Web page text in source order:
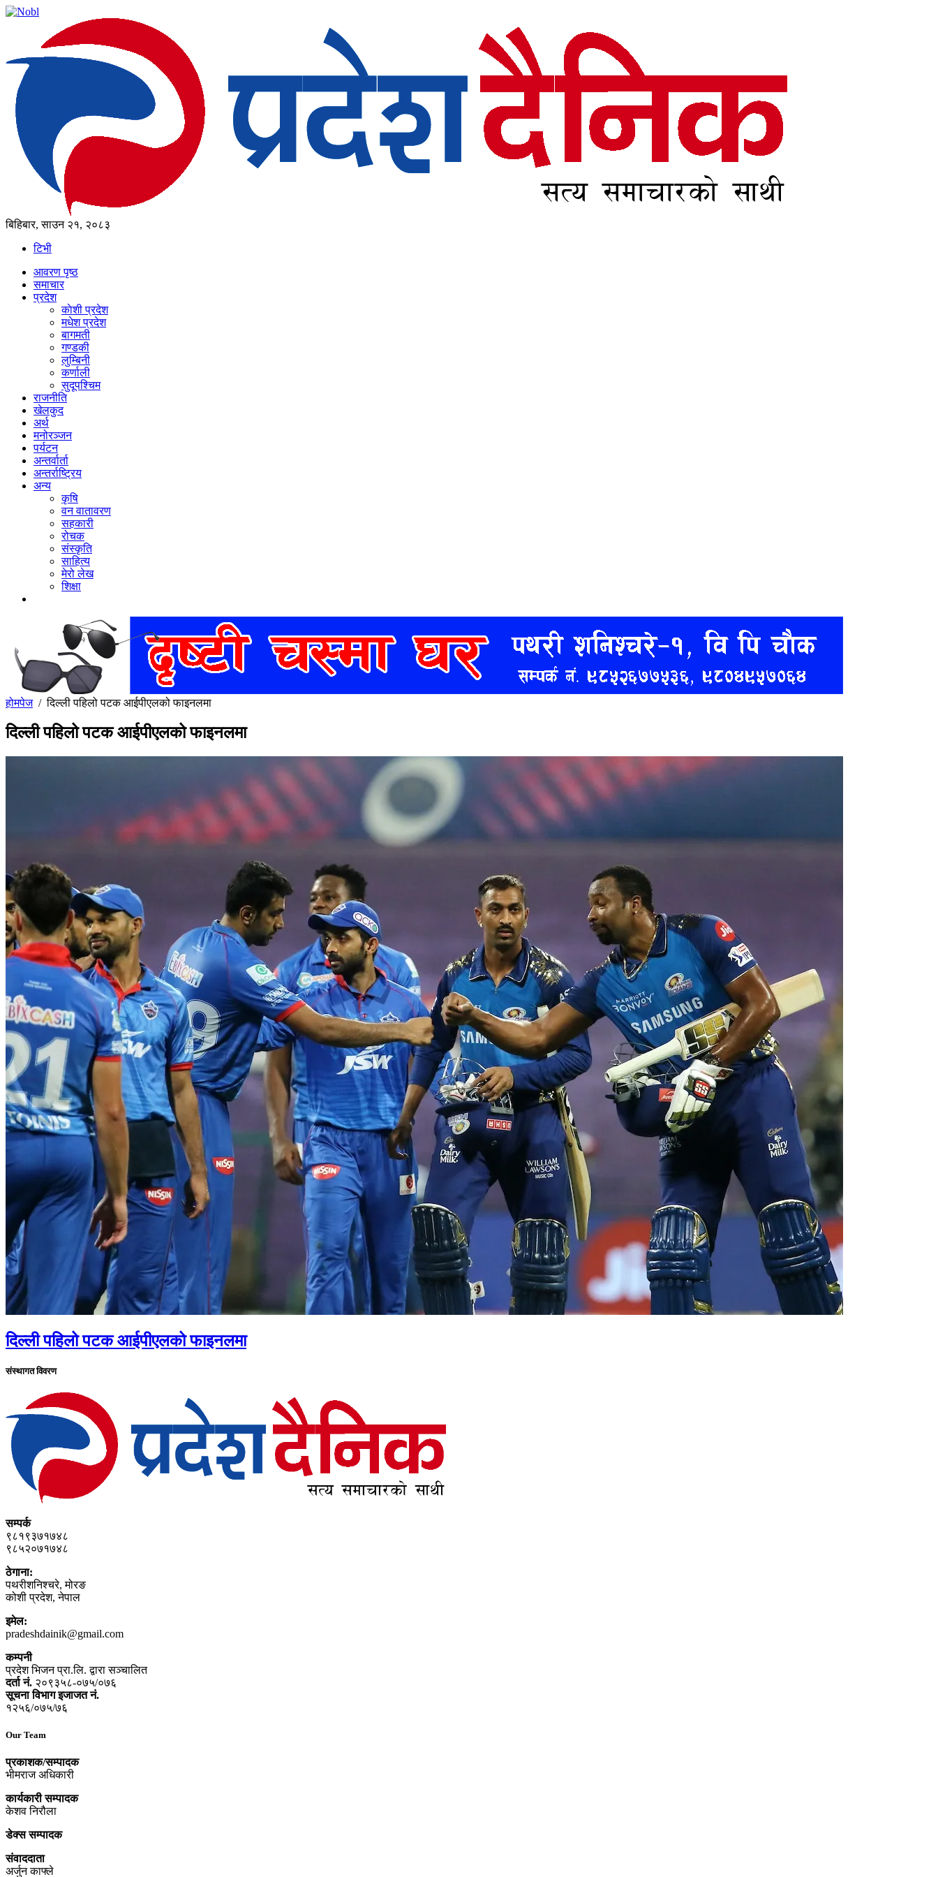
बिहिबार, साउन २१, २०८३
टिभी
आवरण पृष्‍ठ
समाचार
प्रदेश
काेशी प्रदेश
मधेश प्रदेश
बागमती
गण्डकी
लुम्बिनी
कर्णाली
सुदूपश्‍चिम
राजनीति
खेलकुद
अर्थ
मनोरञ्‍जन
पर्यटन
अन्तर्वार्ता
अन्तर्राष्‍ट्रिय
अन्य
कृषि
वन वातावरण
सहकारी
रोचक
संस्कृति
साहित्य
मेरो लेख
शिक्षा
होमपेज/दिल्ली पहिलो पटक आईपीएलको फाइनलमा
दिल्ली पहिलो पटक आईपीएलको फाइनलमा
दिल्ली पहिलो पटक आईपीएलको फाइनलमा
संस्थागत विवरण
सम्पर्क
९८१९३७१७४८
९८५२०७१७४८
ठेगाना:
पथरीशनिश्‍चरे, मोरङ
कोशी प्रदेश, नेपाल
इमेल:
pradeshdainik@gmail.com
कम्पनी
प्रदेश भिजन प्रा.लि. द्वारा सञ्‍चालित
दर्ता नं. २०९३५८-०७५/०७६
सूचना विभाग इजाजत नं.
१२५६/०७५/७६
Our Team
प्रकाशक/सम्पादक
भीमराज अधिकारी
कार्यकारी सम्पादक
केशव निरौला
डेक्स सम्पादक
संवाददाता
अर्जुन काफ्ले